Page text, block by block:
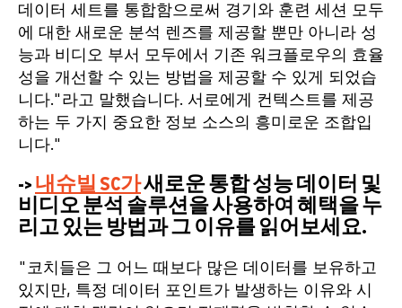
데이터 세트를 통합함으로써 경기와 훈련 세션 모두
에 대한 새로운 분석 렌즈를 제공할 뿐만 아니라 성
능과 비디오 부서 모두에서 기존 워크플로우의 효율
성을 개선할 수 있는 방법을 제공할 수 있게 되었습
니다."라고 말했습니다. 서로에게 컨텍스트를 제공
하는 두 가지 중요한 정보 소스의 흥미로운 조합입
니다."
-> 내슈빌 SC가새로운 통합 성능 데이터 및
비디오 분석 솔루션을 사용하여 혜택을 누
리고 있는 방법과 그 이유를 읽어보세요.
"코치들은 그 어느 때보다 많은 데이터를 보유하고
있지만, 특정 데이터 포인트가 발생하는 이유와 시